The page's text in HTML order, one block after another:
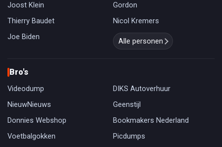
Joost Klein
Gordon
Thierry Baudet
Nicol Kremers
Joe Biden
Alle personen
Bro's
Videodump
DIKS Autoverhuur
NieuwNieuws
Geenstijl
Donnies Webshop
Bookmakers Nederland
Voetbalgokken
Picdumps